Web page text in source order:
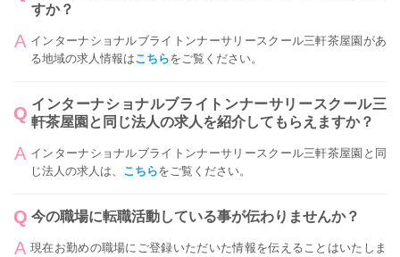
すか？
インターナショナルブライトンナーサリースクール三軒茶屋園があ
る地域の求人情報はこちらをご覧ください。
インターナショナルブライトンナーサリースクール三
軒茶屋園と同じ法人の求人を紹介してもらえますか？
インターナショナルブライトンナーサリースクール三軒茶屋園と同
じ法人の求人は、 こちらをご覧ください。
今の職場に転職活動している事が伝わりませんか？
現在お勤めの職場にご登録いただいた情報を伝えることはいたしま